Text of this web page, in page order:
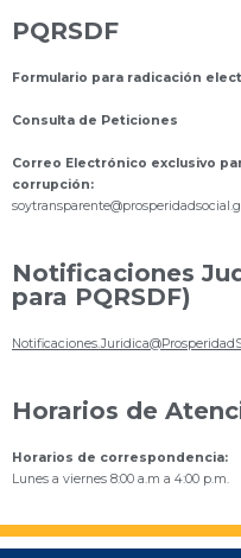
PQRSDF
Formulario para radicación
Consulta de Peticiones
Correo Electrónico exclusivo
corrupción:
s
Notificaciones
para PQRSDF)
Horarios de
Horarios de correspondencia:
Lunes a viernes 8:00 a.m a 4:00 p.m.